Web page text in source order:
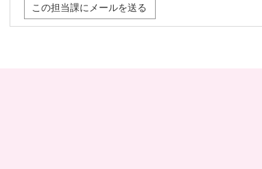
この担当課にメールを送る